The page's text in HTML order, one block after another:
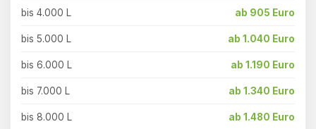
bis 4.000 L ab 905 Euro
bis 5.000 L ab 1.040 Euro
bis 6.000 L ab 1.190 Euro
bis 7.000 L ab 1.340 Euro
bis 8.000 L ab 1.480 Euro